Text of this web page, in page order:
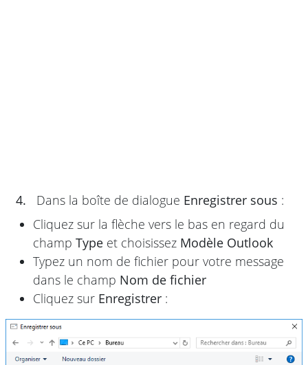
4. Dans la boîte de dialogue Enregistrer sous :
Cliquez sur la flèche vers le bas en regard du
champ Type et choisissez Modèle Outlook
Typez un nom de fichier pour votre message
dans le champ Nom de fichier
Cliquez sur Enregistrer :